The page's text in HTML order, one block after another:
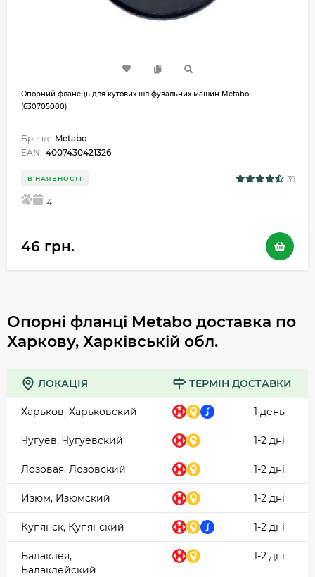
Опорний фланець для кутових шліфувальних машин Metabo
(630705000)
Бренд: Metabo
EAN: 4007430421326
В НАЯВНОСТІ 39
5 4
46 грн.
Опорні фланці Metabo доставка по
Харкову, Харківській обл.
ЛОКАЦІЯ ТЕРМІН ДОСТАВКИ
Харьков, Харьковский 1 день
Чугуев, Чугуевский 1-2 дні
Лозовая, Лозовский 1-2 дні
Изюм, Изюмский 1-2 дні
Купянск, Купянский 1-2 дні
Балаклея,
Балаклейский
1-2 дні